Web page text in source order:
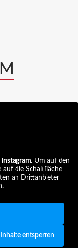
Instagram. Um auf den
auf die Schaltfläche
an Drittanbieter
entsperren